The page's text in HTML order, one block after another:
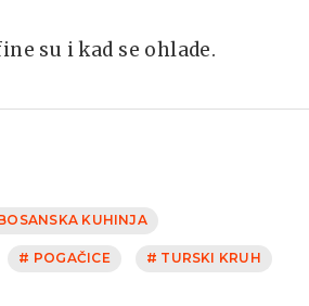
su i kad se ohlade.
KUHINJA
# POGAČICE # TURSKI KRUH